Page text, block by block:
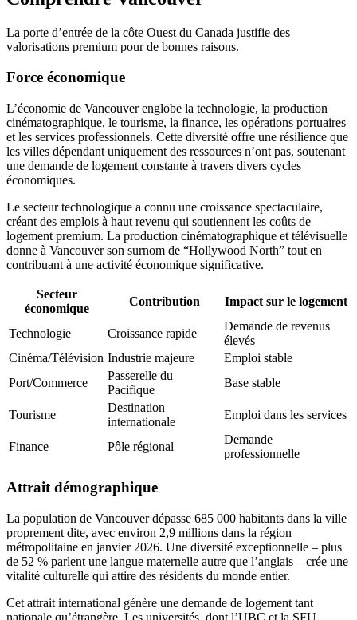
La porte d’entrée de la côte Ouest du Canada justifie des
valorisations premium pour de bonnes raisons.
Force économique
L’économie de Vancouver englobe la technologie, la production
cinématographique, le tourisme, la finance, les opérations portuaires
et les services professionnels. Cette diversité offre une résilience que
les villes dépendant uniquement des ressources n’ont pas, soutenant
une demande de logement constante à travers divers cycles
économiques.
Le secteur technologique a connu une croissance spectaculaire,
créant des emplois à haut revenu qui soutiennent les coûts de
logement premium. La production cinématographique et télévisuelle
donne à Vancouver son surnom de “Hollywood North” tout en
contribuant à une activité économique significative.
Secteur
économique
Contribution Impact sur le logement
Technologie Croissance rapide
Demande de revenus
élevés
Cinéma/Télévision Industrie majeure
Emploi stable
Port/Commerce
Passerelle du
Pacifique
Base stable
Tourisme
Destination
internationale
Emploi dans les services
Finance Pôle régional
Demande
professionnelle
Attrait démographique
La population de Vancouver dépasse 685 000 habitants dans la ville
proprement dite, avec environ 2,9 millions dans la région
métropolitaine en janvier 2026. Une diversité exceptionnelle – plus
de 52 % parlent une langue maternelle autre que l’anglais – crée une
vitalité culturelle qui attire des résidents du monde entier.
Cet attrait international génère une demande de logement tant
nationale qu’étrangère. Les universités, dont l’UBC et la SFU,